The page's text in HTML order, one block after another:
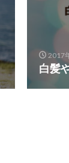
2017
白髪